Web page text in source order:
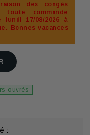
des congés
toute commande
17/08/2026 à
Bonnes vacances
ouvrés
: